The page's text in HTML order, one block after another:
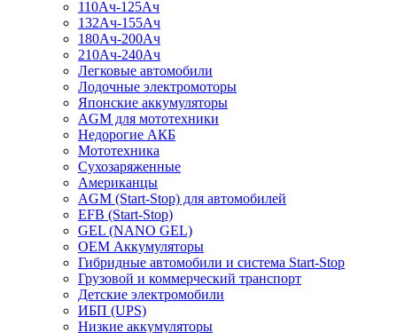
110Ач-125Ач
132Ач-155Ач
180Ач-200Ач
210Ач-240Ач
Легковые автомобили
Лодочные электромоторы
Японские аккумуляторы
AGM для мототехники
Недорогие АКБ
Мототехника
Сухозаряженные
Американцы
AGM (Start-Stop) для автомобилей
EFB (Start-Stop)
GEL (NANO GEL)
OEM Аккумуляторы
Гибридные автомобили и система Start-Stop
Грузовой и коммерческий транспорт
Детские электромобили
ИБП (UPS)
Низкие аккумуляторы